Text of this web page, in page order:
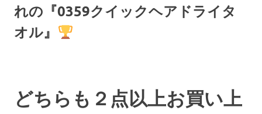
れの『0359クイックヘアドライタ
オル』
どちらも２点以上お買い上